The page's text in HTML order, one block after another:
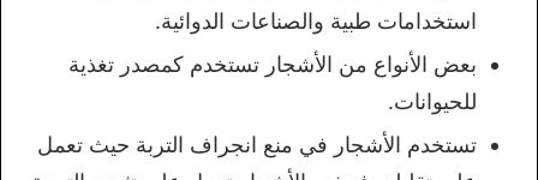
استخدامات طبية والصناعات الدوائية.
بعض الأنواع من الأشجار تستخدم كمصدر تغذية
للحيوانات.
تستخدم الأشجار في منع انجراف التربة حيث تعمل